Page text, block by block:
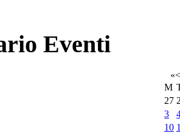
Eventi
«<
M
27
3
10